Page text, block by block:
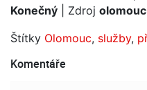
Konečný | Zdroj
Štítky Olomouc, služby,
Komentáře